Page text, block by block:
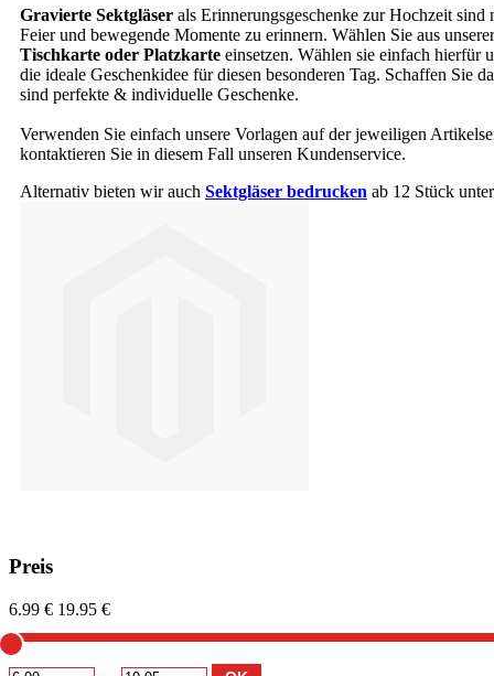
Gravierte Sektgläser als Erinnerungsgeschenke zur Hochzeit sind
Feier und bewegende Momente zu erinnern. Wählen Sie aus
Tischkarte oder Platzkarte einsetzen. Wählen sie einfach hierfür
die ideale Geschenkidee für diesen besonderen Tag. Schaffen Sie
sind perfekte & individuelle Geschenke.
Verwenden Sie einfach unsere Vorlagen auf der jeweiligen
kontaktieren Sie in diesem Fall unseren Kundenservice.
Alternativ bieten wir auch Sektgläser bedrucken ab 12 Stück
Preis
6.99 € 19.95 €